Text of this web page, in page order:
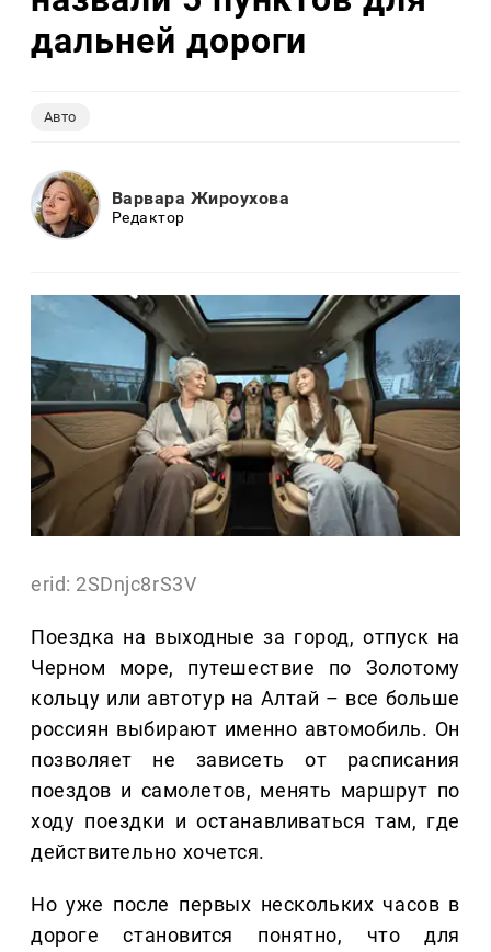
дальней дороги
Авто
Варвара Жироухова
Редактор
erid: 2SDnjc8rS3V
Поездка на выходные за город, отпуск на
Черном море, путешествие по Золотому
кольцу или автотур на Алтай – все больше
россиян выбирают именно автомобиль. Он
позволяет не зависеть от расписания
поездов и самолетов, менять маршрут по
ходу поездки и останавливаться там, где
действительно хочется.
Но уже после первых нескольких часов в
дороге становится понятно, что для